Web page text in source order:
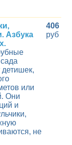
Азбука
детишек,
или
Они
и
не
406
руб